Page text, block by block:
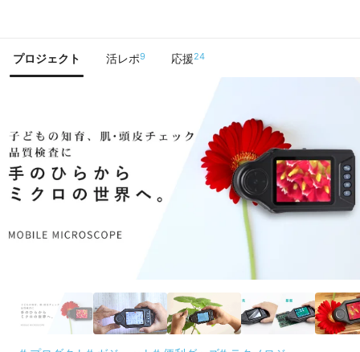
プロジェクト 活レポ9 応援24